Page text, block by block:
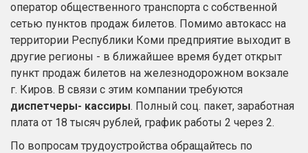
оператор общественного транспорта с собственной
сетью пунктов продаж билетов. Помимо автокасс на
территории Республики Коми предприятие выходит в
другие регионы - в ближайшее время будет открыт
пункт продаж билетов на железнодорожном вокзале
г. Киров. В связи с этим компании требуются
диспетчеры- кассиры. Полный соц. пакет, заработная
плата от 18 тысяч рублей, график работы 2 через 2.
По вопросам трудоустройства обращайтесь по